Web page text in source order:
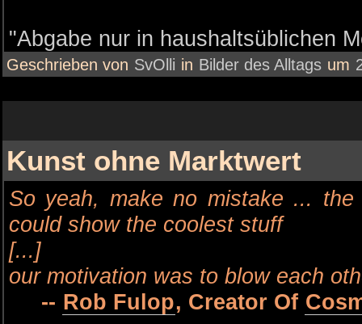
"Abgabe nur in haushaltsüblichen
Geschrieben von SvOlli in Bilder des Alltags um
Kunst ohne Marktwert
So yeah, make no mistake ...
could show the coolest stuff
[...]
our motivation was to blow each
-- Rob Fulop, Creator Of